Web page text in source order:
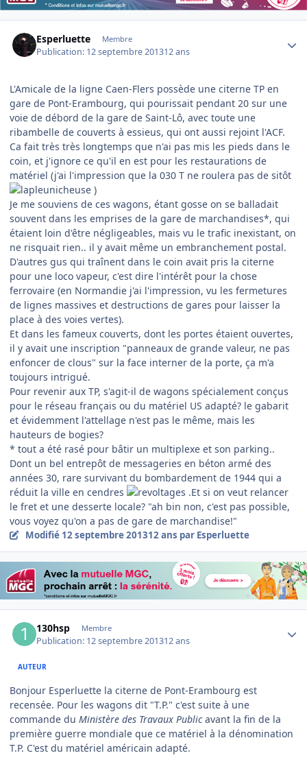
Esperluette Membre
Publication: 12 septembre 201312 ans
L'Amicale de la ligne Caen-Flers possède une citerne TP en
gare de Pont-Erambourg, qui pourissait pendant 20 sur une
voie de débord de la gare de Saint-Lô, avec toute une
ribambelle de couverts à essieus, qui ont aussi rejoint l'ACF.
Ca fait très très longtemps que n'ai pas mis les pieds dans le
coin, et j'ignore ce qu'il en est pour les restaurations de
matériel (j'ai l'impression que la 030 T ne roulera pas de sitôt
)
Je me souviens de ces wagons, étant gosse on se balladait
souvent dans les emprises de la gare de marchandises*, qui
étaient loin d'être négligeables, mais vu le trafic inexistant, on
ne risquait rien.. il y avait même un embranchement postal.
D'autres gus qui traînent dans le coin avait pris la citerne
pour une loco vapeur, c'est dire l'intérêt pour la chose
ferrovaire (en Normandie j'ai l'impression, vu les fermetures
de lignes massives et destructions de gares pour laisser la
place à des voies vertes).
Et dans les fameux couverts, dont les portes étaient ouvertes,
il y avait une inscription "panneaux de grande valeur, ne pas
enfoncer de clous" sur la face interner de la porte, ça m'a
toujours intrigué.
Pour revenir aux TP, s'agit-il de wagons spécialement conçus
pour le réseau français ou du matériel US adapté? le gabarit
et évidemment l'attellage n'est pas le même, mais les
hauteurs de bogies?
* tout a été rasé pour bâtir un multiplexe et son parking..
Dont un bel entrepôt de messageries en béton armé des
années 30, rare survivant du bombardement de 1944 qui a
réduit la ville en cendres
.Et si on veut relancer
le fret et une desserte locale? "ah bin non, c'est pas possible,
vous voyez qu'on a pas de gare de marchandise!"
Modifié 12 septembre 201312 ans par Esperluette
130hsp Membre
Publication: 12 septembre 201312 ans
AUTEUR
Bonjour Esperluette la citerne de Pont-Erambourg est
recensée. Pour les wagons dit "T.P." c'est suite à une
commande du Ministère des Travaux Public​ avant la fin de la
première guerre mondiale que ce matériel à la dénomination
T.P. C'est du matériel américain adapté.